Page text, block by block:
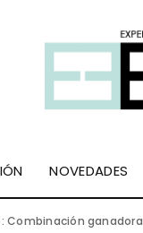
NOVEDADES
Combinación ganadora